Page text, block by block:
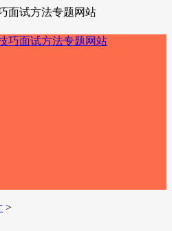
面试方法专题网站
>